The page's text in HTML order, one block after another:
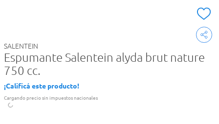
SALENTEIN
Espumante Salentein alyda brut nature
750 cc.
¡Calificá este producto!
Cargando precio sin impuestos nacionales